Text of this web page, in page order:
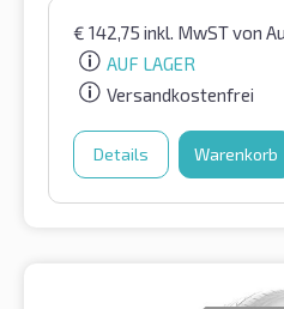
€ 142,75 inkl. MwSTvon
AUF LAGER
Versandkostenfrei
Details Warenkorb